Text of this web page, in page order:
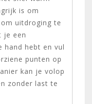
is om
uitdroging te
je een
hand hebt en vul
punten op
kan je volop
zonder last te